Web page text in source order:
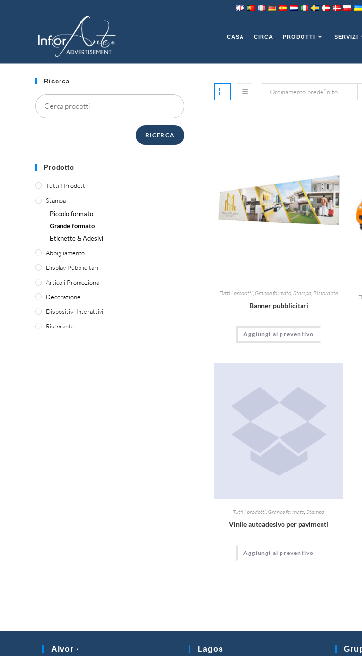
CASA CIRCA PRODOTTI SERVIZI
GRANDE FORMATO
Ordinamento predefinito
Tutti i prodotti, Grande formato,Stampa, Ristorante
Banner pubblicitari
Aggiungi al preventivo
Tutti i prodotti Grande formato ,Stampa
Vinile autoadesivo per pavimenti
Aggiungi al preventivo
Ricerca
RICERCA
Prodotto
Tutti I Prodotti
Stampa
Piccolo formato
Grande formato
Etichette & Adesivi
Abbigliamento
Display Pubblicitari
Articoli Promozionali
Decorazione
Dispositivi Interattivi
Ristorante
Alvor · Lagos